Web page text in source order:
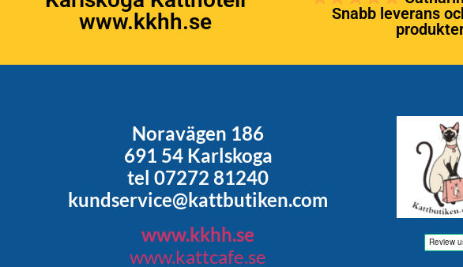
www.kkhh.se
Snabb leverans
Noravägen 186
691 54 Karlskoga
tel 07272 81240
kundservice@kattbutiken.com
www.kkhh.se
www.kattcafe.se